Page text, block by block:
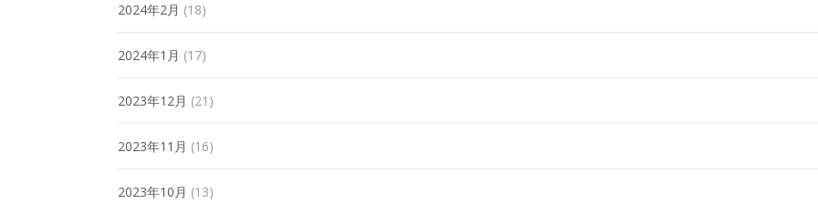
2024年2月 (18)
2024年1月 (17)
2023年12月 (21)
2023年11月 (16)
2023年10月 (13)